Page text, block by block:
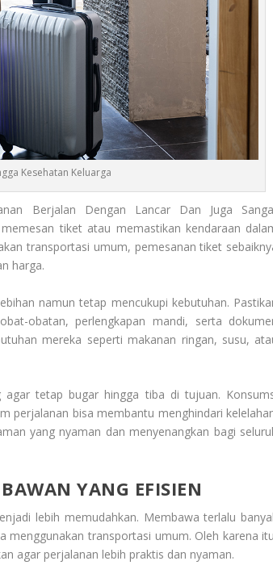
Kesehatan Keluarga
Berjalan Dengan Lancar Dan Juga
tiket atau memastikan kendaraan
transportasi umum, pemesanan tiket
harga.
namun tetap mencukupi kebutuhan.
obatan, perlengkapan mandi, serta
mereka seperti makanan ringan, susu,
tetap bugar hingga tiba di tujuan.
perjalanan bisa membantu menghindari
yang nyaman dan menyenangkan bagi
YANG EFISIEN
lebih memudahkan. Membawa terlalu
transportasi umum. Oleh karena
agar perjalanan lebih praktis dan nyaman.